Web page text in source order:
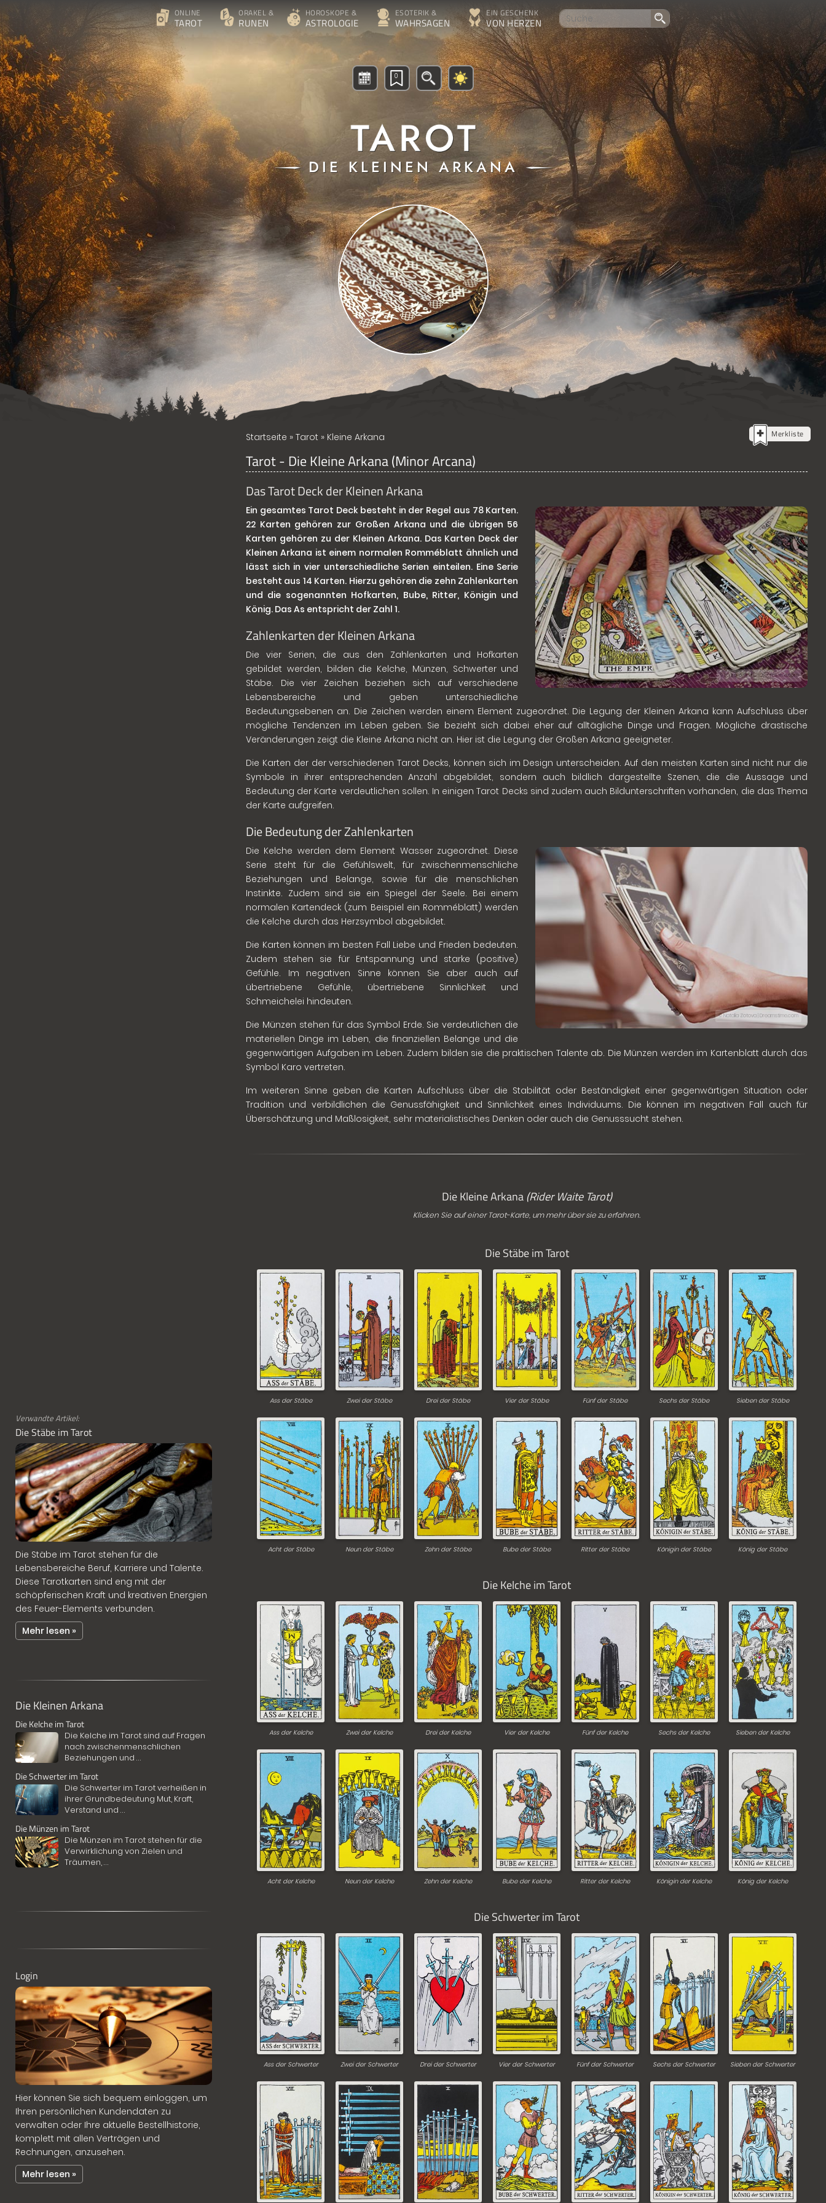
ONLINE
TAROT
ORAKEL &
RUNEN
HOROSKOPE &
ASTROLOGIE
ESOTERIK &
WAHRSAGEN
EIN GESCHENK
VON HERZEN
0
DIE KLEINEN ARKANA
Merkliste
Verwandte Artikel:
Die Stäbe im Tarot
Die Stäbe im Tarot stehen für die
Lebensbereiche Beruf, Karriere und Talente.
Diese Tarotkarten sind eng mit der
schöpferischen Kraft und kreativen Energien
des Feuer-Elements verbunden.
Mehr lesen »
Die Kleinen Arkana
Die Kelche im Tarot
Die Kelche im Tarot sind auf Fragen
nach zwischenmenschlichen
Beziehungen und ...
Die Schwerter im Tarot
Die Schwerter im Tarot verheißen in
ihrer Grundbedeutung Mut, Kraft,
Verstand und ...
Die Münzen im Tarot
Die Münzen im Tarot stehen für die
Verwirklichung von Zielen und
Träumen,...
Login
Hier können Sie sich bequem einloggen, um
Ihren persönlichen Kundendaten zu
verwalten oder Ihre aktuelle Bestellhistorie,
komplett mit allen Verträgen und
Rechnungen, anzusehen.
Mehr lesen »
Startseite » Tarot » Kleine Arkana
Tarot - Die Kleine Arkana (Minor Arcana)
Das Tarot Deck der Kleinen Arkana
© Lauratompkins | Dreamstime.com
Ein gesamtes Tarot Deck besteht in der Regel aus 78 Karten.
22 Karten gehören zur Großen Arkana und die übrigen 56
Karten gehören zu der Kleinen Arkana. Das Karten Deck der
Kleinen Arkana ist einem normalen Romméblatt ähnlich und
lässt sich in vier unterschiedliche Serien einteilen. Eine Serie
besteht aus 14 Karten. Hierzu gehören die zehn Zahlenkarten
und die sogenannten Hofkarten, Bube, Ritter, Königin und
König. Das As entspricht der Zahl 1.
Zahlenkarten der Kleinen Arkana
Die vier Serien, die aus den Zahlenkarten und Hofkarten
gebildet werden, bilden die Kelche, Münzen, Schwerter und
Stäbe. Die vier Zeichen beziehen sich auf verschiedene
Lebensbereiche und geben unterschiedliche
Bedeutungsebenen an. Die Zeichen werden einem Element zugeordnet. Die Legung der Kleinen Arkana kann Aufschluss über
mögliche Tendenzen im Leben geben. Sie bezieht sich dabei eher auf alltägliche Dinge und Fragen. Mögliche drastische
Veränderungen zeigt die Kleine Arkana nicht an. Hier ist die Legung der Großen Arkana geeigneter.
Die Karten der der verschiedenen Tarot Decks, können sich im Design unterscheiden. Auf den meisten Karten sind nicht nur die
Symbole in ihrer entsprechenden Anzahl abgebildet, sondern auch bildlich dargestellte Szenen, die die Aussage und
Bedeutung der Karte verdeutlichen sollen. In einigen Tarot Decks sind zudem auch Bildunterschriften vorhanden, die das Thema
der Karte aufgreifen.
Die Bedeutung der Zahlenkarten
© Natalia Zotova | Dreamstime.com
Die Kelche werden dem Element Wasser zugeordnet. Diese
Serie steht für die Gefühlswelt, für zwischenmenschliche
Beziehungen und Belange, sowie für die menschlichen
Instinkte. Zudem sind sie ein Spiegel der Seele. Bei einem
normalen Kartendeck (zum Beispiel ein Romméblatt) werden
die Kelche durch das Herzsymbol abgebildet.
Die Karten können im besten Fall Liebe und Frieden bedeuten.
Zudem stehen sie für Entspannung und starke (positive)
Gefühle. Im negativen Sinne können Sie aber auch auf
übertriebene Gefühle, übertriebene Sinnlichkeit und
Schmeichelei hindeuten.
Die Münzen stehen für das Symbol Erde. Sie verdeutlichen die
materiellen Dinge im Leben, die finanziellen Belange und die
gegenwärtigen Aufgaben im Leben. Zudem bilden sie die praktischen Talente ab. Die Münzen werden im Kartenblatt durch das
Symbol Karo vertreten.
Im weiteren Sinne geben die Karten Aufschluss über die Stabilität oder Beständigkeit einer gegenwärtigen Situation oder
Tradition und verbildlichen die Genussfähigkeit und Sinnlichkeit eines Individuums. Die können im negativen Fall auch für
Überschätzung und Maßlosigkeit, sehr materialistisches Denken oder auch die Genusssucht stehen.
Die Kleine Arkana(Rider Waite Tarot)
Klicken Sie auf einer Tarot-Karte, um mehr über sie zu erfahren.
Die Stäbe im Tarot
Ass der Stäbe Zwei der Stäbe Drei der Stäbe Vier der Stäbe Fünf der Stäbe Sechs der Stäbe Sieben der Stäbe
Acht der Stäbe Neun der Stäbe Zehn der Stäbe Bube der Stäbe Ritter der Stäbe Königin der Stäbe König der Stäbe
Die Kelche im Tarot
Ass der Kelche Zwei der Kelche Drei der Kelche Vier der Kelche Fünf der Kelche Sechs der Kelche Sieben der Kelche
Acht der Kelche Neun der Kelche Zehn der Kelche Bube der Kelche Ritter der Kelche Königin der Kelche König der Kelche
Die Schwerter im Tarot
Ass der Schwerter Zwei der Schwerter Drei der Schwerter Vier der Schwerter Fünf der Schwerter Sechs der Schwerter Sieben der Schwerter